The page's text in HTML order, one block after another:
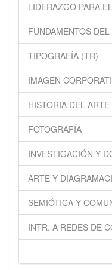
LIDERAZGO PARA
FUNDAMENTOS
TIPOGRAFÍA (TR)
IMAGEN
HISTORIA DEL ARTE
FOTOGRAFÍA
INVESTIGACIÓN Y
ARTE Y
SEMIÓTICA Y
INTR. A REDES DE